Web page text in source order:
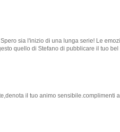
sia l'inizio di una lunga serie! Le
quello di Stefano di pubblicare il tuo bel
il tuo animo sensibile.complimenti